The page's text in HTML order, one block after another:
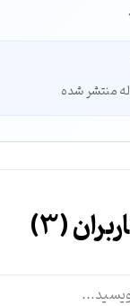
منتشر شده
(
3
)